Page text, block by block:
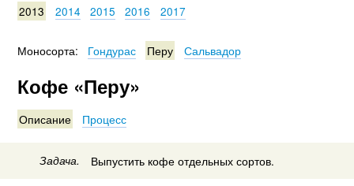
2013 2014 2015 2016 2017
Моносорта: Гондурас Перу Сальвадор
Кофе «Перу»
Описание Процесс
Задача. Выпустить кофе отдельных сортов.